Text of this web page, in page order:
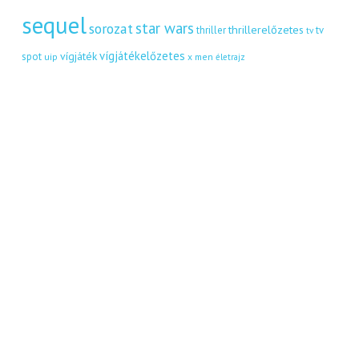
sequelsorozatstar wars thriller thrillerelőzetes tv tv
spot uip vígjátékvígjátékelőzetes x men életrajz